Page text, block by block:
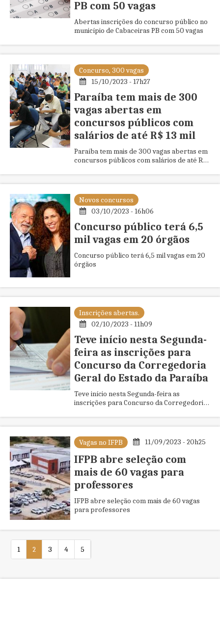
PB com 50 vagas
Abertas inscrições do concurso público no
município de Cabaceiras PB com 50 vagas
Concurso, 300 vagas
15/10/2023 - 17h27
Paraíba tem mais de 300
vagas abertas em
concursos públicos com
salários de até R$ 13 mil
Paraíba tem mais de 300 vagas abertas em
concursos públicos com salários de até R$
Novos concursos
03/10/2023 - 16h06
Concurso público terá 6,5
mil vagas em 20 órgãos
Concurso público terá 6,5 mil vagas em 20
órgãos
Inscrições abertas.
02/10/2023 - 11h09
Teve início nesta Segunda-
feira as inscrições para
Concurso da Corregedoria
Geral do Estado da Paraíba
Teve início nesta Segunda-feira as
inscrições para Concurso da Corregedoria
Vagas no IFPB 11/09/2023 - 20h25
IFPB abre seleção com
mais de 60 vagas para
professores
IFPB abre seleção com mais de 60 vagas
para professores
1 2 3 4 5